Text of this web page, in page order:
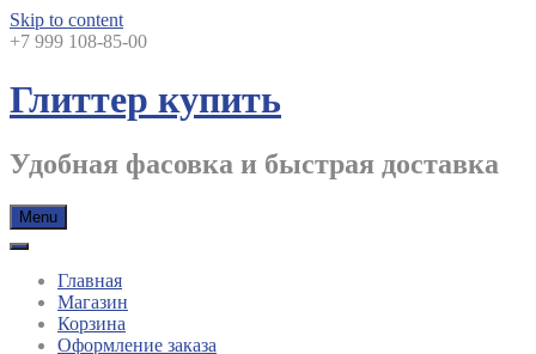
Skip to content
+7 999 108-85-00
Глиттер купить
Удобная фасовка и быстрая доставка
Menu
Главная
Магазин
Корзина
Оформление заказа